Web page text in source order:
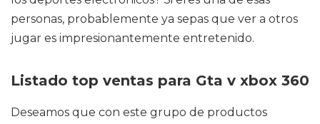
personas, probablemente ya sepas que ver a otros
jugar es impresionantemente entretenido.
Listado top ventas para Gta v xbox 360
Deseamos que con este grupo de productos